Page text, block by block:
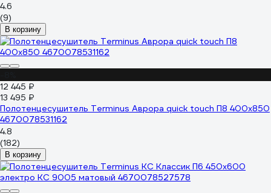
4.6
(9)
В корзину
12 445 ₽
13 495 ₽
Полотенцесушитель Terminus Аврора quick touch П8 400x850
4670078531162
4.8
(182)
В корзину